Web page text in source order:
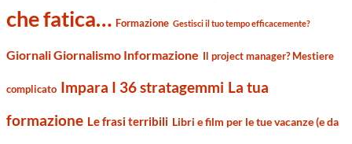
che fatica… Formazione Gestisci il tuo tempo efficacemente?
Giornali Giornalismo Informazione Il project manager? Mestiere
complicato Impara I 36 stratagemmi La tua
formazione Le frasi terribili Libri e film per le tue vacanze (e da